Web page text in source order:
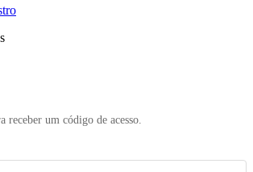
receber um código de acesso.